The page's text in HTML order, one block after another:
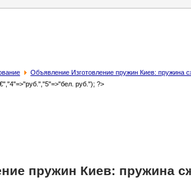
Объявление Изготовление пружин Киев: пружина
руб."); ?>
пружин Киев: пружина